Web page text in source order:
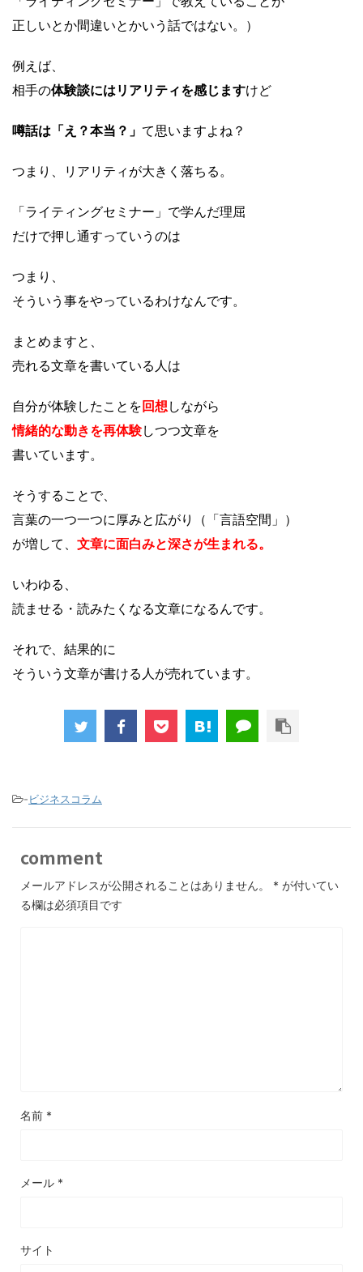
正しいとか間違いとかいう話ではない。）
例えば、
相手の体験談にはリアリティを感じますけど
噂話は「え？本当？」 て思いますよね？
つまり、リアリティが大きく落ちる。
「ライティングセミナー」で学んだ理屈
だけで押し通すっていうのは
つまり、
そういう事をやっているわけなんです。
まとめますと、
売れる文章を書いている人は
自分が体験したことを 回想しながら
情緒的な動きを再体験しつつ文章を
書いています。
そうすることで、
言葉の一つ一つに厚みと広がり（「言語空間」）
が増して、 文章に面白みと深さが生まれる。
いわゆる、
読ませる・読みたくなる文章になるんです。
それで、結果的に
そういう文章が書ける人が売れています。
-ビジネスコラム
comment
メールアドレスが公開されることはありません。 * が付いてい
る欄は必須項目です
名前 *
メール *
サイト